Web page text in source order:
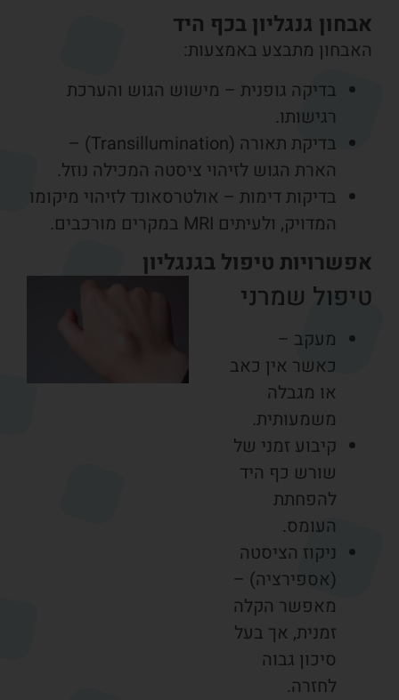
גנגליון בכף היד
מתבצע באמצעות:
בדיקה גופנית – מישוש הגוש והערכת
רגישותו.
בדיקת תאורה (Transillumination) –
הארת הגוש לזיהוי ציסטה המכילה נוזל.
בדיקות דימות – אולטרסאונד לזיהוי מיקומו
המדויק, ולעיתים MRI במקרים מורכבים.
טיפול בגנגליון
שמרני
מעקב –
כאשר אין כאב
או מגבלה
משמעותית.
קיבוע זמני של
שורש כף היד
להפחתת
העומס.
ניקוז הציסטה
(אספירציה) –
מאפשר הקלה
זמנית, אך בעל
סיכון גבוה
לחזרה.